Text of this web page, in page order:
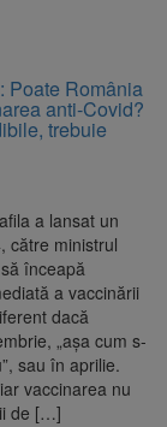
Poate România
anti-Covid?
trebuie
a lansat un
către ministrul
înceapă
a vaccinării
dacă
„așa cum s-
sau în aprilie.
vaccinarea nu
de […]